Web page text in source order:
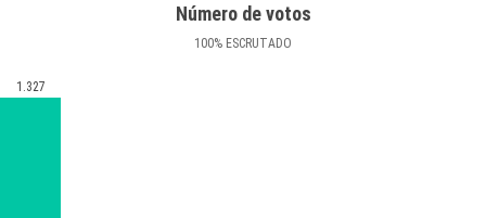
Número de votos
100% ESCRUTADO
1.327